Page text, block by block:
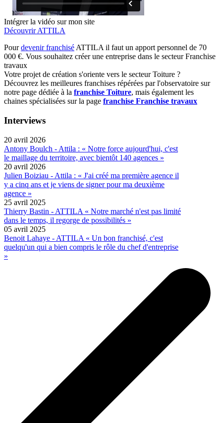
Intégrer la vidéo sur mon site
Découvrir ATTILA
Pourdevenir franchiséATTILA il faut un apport personnel de 70
000 €. Vous souhaitez créer une entreprise dans le secteur Franchise
travaux
Votre projet de création s'oriente vers le secteur Toiture ?
Découvrez les meilleures franchises répérées par l'observatoire sur
notre page dédiée à la franchise Toiture, mais également les
chaines spécialisées sur la page franchise Franchise travaux
Interviews
20 avril 2026
Antony Boulch - Attila : « Notre force aujourd'hui, c'est
le maillage du territoire, avec bientôt 140 agences »
20 avril 2026
Julien Boiziau - Attila : « J'ai créé ma première agence il
y a cinq ans et je viens de signer pour ma deuxième
agence »
25 avril 2025
Thierry Bastin - ATTILA « Notre marché n'est pas limité
dans le temps, il regorge de possibilités »
05 avril 2025
Benoit Lahaye - ATTILA « Un bon franchisé, c'est
quelqu'un qui a bien compris le rôle du chef d'entreprise
»